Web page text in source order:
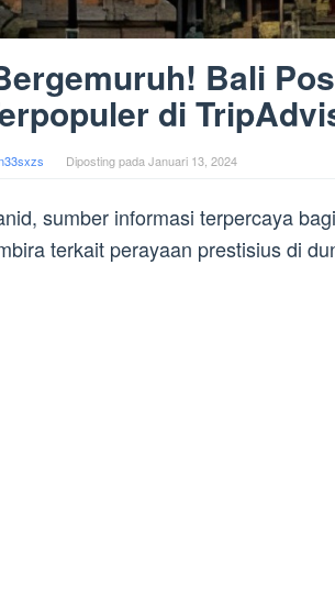
Bali
di
Diposting pada Januari 13, 2024
sumber informasi terpercaya
terkait perayaan prestisius di